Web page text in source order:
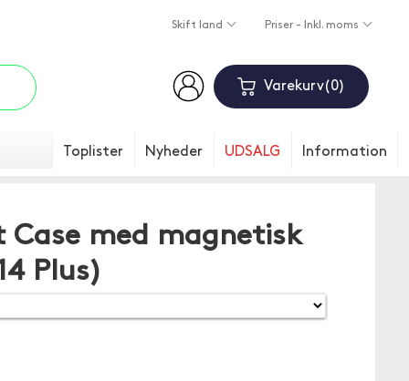
Skift land Priser - Inkl. moms
Varekurv 0
Toplister Nyheder UDSALG Information
Case med magnetisk
Plus)